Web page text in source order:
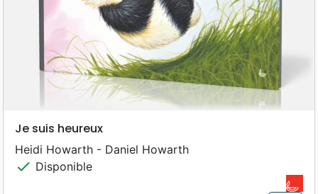
Je suis heureux
Heidi Howarth - Daniel Howarth
check Disponible